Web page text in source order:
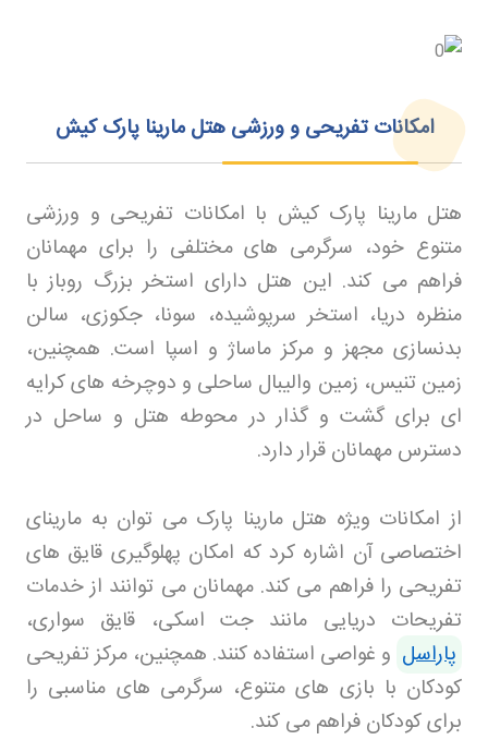
امکانات تفریحی و ورزشی هتل مارینا پارک کیش
هتل مارینا پارک کیش با امکانات تفریحی و ورزشی
متنوع خود، سرگرمی های مختلفی را برای مهمانان
فراهم می کند. این هتل دارای استخر بزرگ روباز با
منظره دریا، استخر سرپوشیده، سونا، جکوزی، سالن
بدنسازی مجهز و مرکز ماساژ و اسپا است. همچنین،
زمین تنیس، زمین والیبال ساحلی و دوچرخه های کرایه
ای برای گشت و گذار در محوطه هتل و ساحل در
دسترس مهمانان قرار دارد.
از امکانات ویژه هتل مارینا پارک می توان به مارینای
اختصاصی آن اشاره کرد که امکان پهلوگیری قایق های
تفریحی را فراهم می کند. مهمانان می توانند از خدمات
تفریحات دریایی مانند جت اسکی، قایق سواری،
پاراسل و غواصی استفاده کنند. همچنین، مرکز تفریحی
کودکان با بازی های متنوع، سرگرمی های مناسبی را
برای کودکان فراهم می کند.